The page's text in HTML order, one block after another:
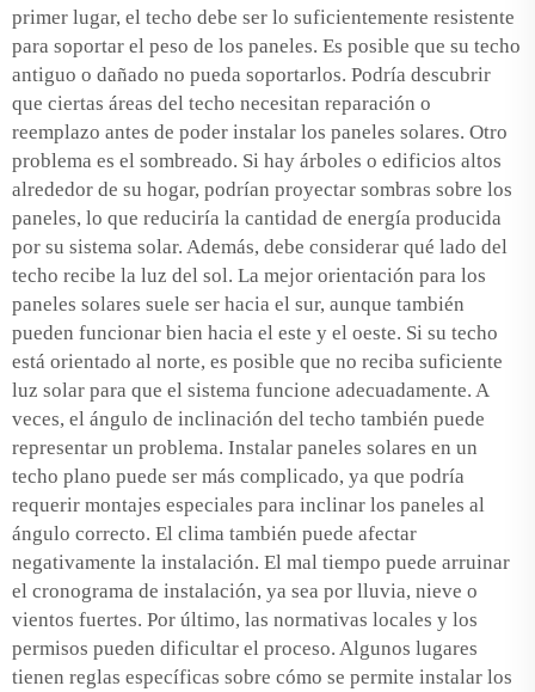
primer lugar, el techo debe ser lo suficientemente resistente
para soportar el peso de los paneles. Es posible que su techo
antiguo o dañado no pueda soportarlos. Podría descubrir
que ciertas áreas del techo necesitan reparación o
reemplazo antes de poder instalar los paneles solares. Otro
problema es el sombreado. Si hay árboles o edificios altos
alrededor de su hogar, podrían proyectar sombras sobre los
paneles, lo que reduciría la cantidad de energía producida
por su sistema solar. Además, debe considerar qué lado del
techo recibe la luz del sol. La mejor orientación para los
paneles solares suele ser hacia el sur, aunque también
pueden funcionar bien hacia el este y el oeste. Si su techo
está orientado al norte, es posible que no reciba suficiente
luz solar para que el sistema funcione adecuadamente. A
veces, el ángulo de inclinación del techo también puede
representar un problema. Instalar paneles solares en un
techo plano puede ser más complicado, ya que podría
requerir montajes especiales para inclinar los paneles al
ángulo correcto. El clima también puede afectar
negativamente la instalación. El mal tiempo puede arruinar
el cronograma de instalación, ya sea por lluvia, nieve o
vientos fuertes. Por último, las normativas locales y los
permisos pueden dificultar el proceso. Algunos lugares
tienen reglas específicas sobre cómo se permite instalar los